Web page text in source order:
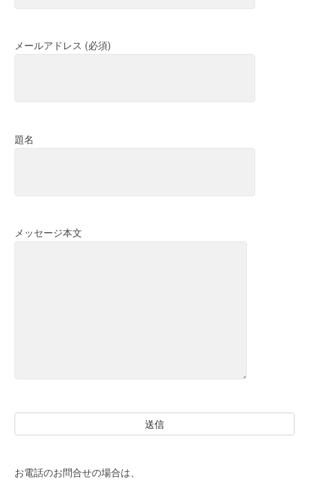
メールアドレス (必須)
題名
メッセージ本文
お電話のお問合せの場合は、